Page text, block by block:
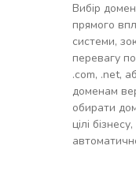
Вибір
прямого
системи,
перевагу
.com, .net,
доменам
обирати
цілі